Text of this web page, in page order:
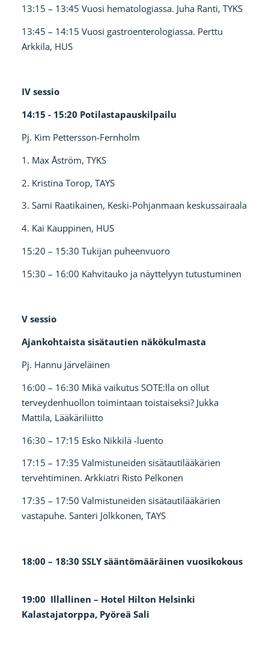
13:15 – 13:45 Vuosi hematologiassa. Juha Ranti, TYKS
13:45 – 14:15 Vuosi gastroenterologiassa. Perttu
Arkkila, HUS
IV sessio
14:15 - 15:20 Potilastapauskilpailu
Pj. Kim Pettersson-Fernholm
1. Max Åström, TYKS
2. Kristina Torop, TAYS
3. Sami Raatikainen, Keski-Pohjanmaan keskussairaala
4. Kai Kauppinen, HUS
15:20 – 15:30 Tukijan puheenvuoro
15:30 – 16:00 Kahvitauko ja näyttelyyn tutustuminen
V sessio
Ajankohtaista sisätautien näkökulmasta
Pj. Hannu Järveläinen
16:00 – 16:30 Mikä vaikutus SOTE:lla on ollut
terveydenhuollon toimintaan toistaiseksi? Jukka
Mattila, Lääkäriliitto
16:30 – 17:15 Esko Nikkilä -luento
17:15 – 17:35 Valmistuneiden sisätautilääkärien
tervehtiminen. Arkkiatri Risto Pelkonen
17:35 – 17:50 Valmistuneiden sisätautilääkärien
vastapuhe. Santeri Jolkkonen, TAYS
18:00 – 18:30 SSLY sääntömääräinen vuosikokous
19:00 Illallinen – Hotel Hilton Helsinki
Kalastajatorppa, Pyöreä Sali